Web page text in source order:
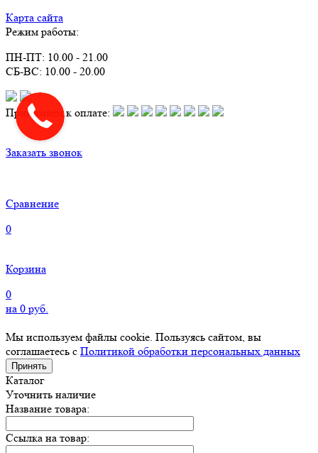
Карта сайта
Режим работы:
ПН-ПТ: 10.00 - 21.00
СБ-ВС: 10.00 - 20.00
Принимаем к оплате:
Заказать звонок
Сравнение
0
Корзина
0
на 0 руб.
Мы используем файлы cookie. Пользуясь сайтом, вы
соглашаетесь с Политикой обработки персональных данных
Принять
Каталог
Уточнить наличие
Название товара:
Ссылка на товар: